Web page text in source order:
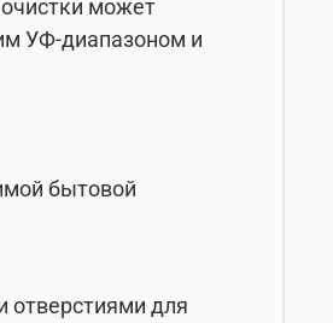
может
УФ-диапазоном и
бытовой
отверстиями для